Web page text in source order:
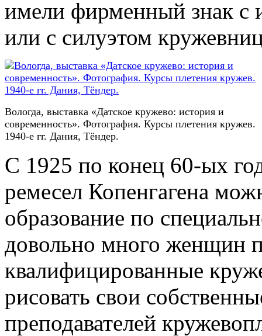
имели фирменный знак с
или с силуэтом
Вологда, выставка «Датское кружево: история и
современность». Фотография. Курсы плетения кружев.
1940-е гг. Дания, Тёндер.
С 1925 по конец 60-ых
ремесел Копенгагена
образование по
довольно много женщин
квалифицированные
рисовать свои
преподавателей